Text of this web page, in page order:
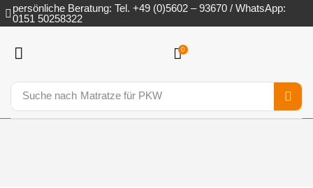
persönliche Beratung: Tel. +49 (0)5602 – 93670 / WhatsApp:
0151 50258322
0
Suche nach Matratze für PKW